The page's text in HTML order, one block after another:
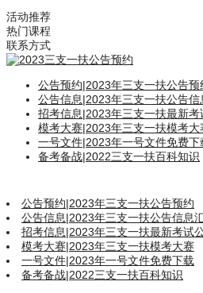
活动推荐
热门课程
联系方式
公告预约|2023年三支一扶公告预
公告信息|2023年三支一扶公告信
招考信息|2023年三支一扶最新考
模考大赛|2023年三支一扶模考大
一号文件|2023年一号文件免费下
备考备战|2022三支一扶百科知识
公告预约|2023年三支一扶公告预约
公告信息|2023年三支一扶公告信息
招考信息|2023年三支一扶最新考试
模考大赛|2023年三支一扶模考大赛
一号文件|2023年一号文件免费下载
备考备战|2022三支一扶百科知识